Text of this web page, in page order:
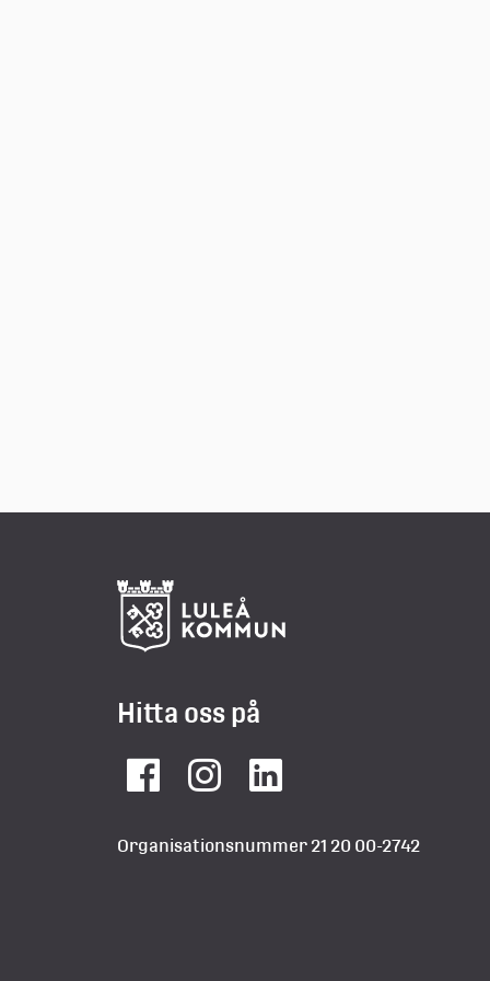
Hitta oss på
FacebookInstagramLinkedIn
Organisationsnummer 21 20 00-2742